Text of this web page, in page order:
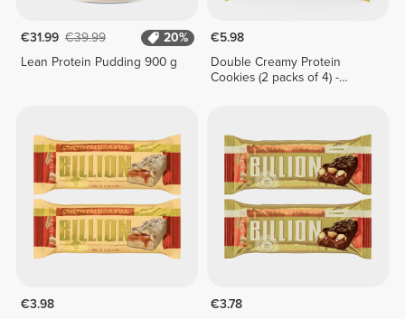
€31.99 €39.99
20%
Lean Protein Pudding 900 g
€5.98
Double Creamy Protein
Cookies (2 packs of 4) -
€3.98
€3.78